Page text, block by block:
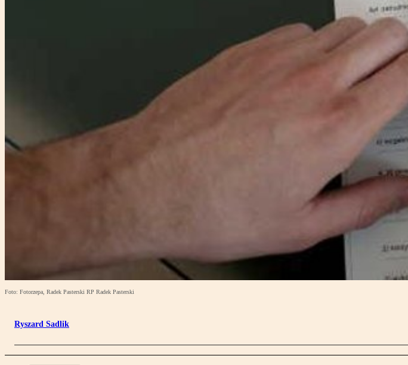
Foto: Fotorzepa, Radek Pasterski RP Radek Pasterski
Ryszard Sadlik